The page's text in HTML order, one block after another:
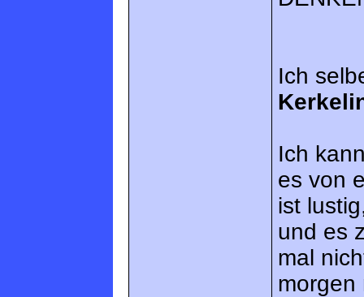
Ich
Ich
es von
ist
und es
mal
morgen